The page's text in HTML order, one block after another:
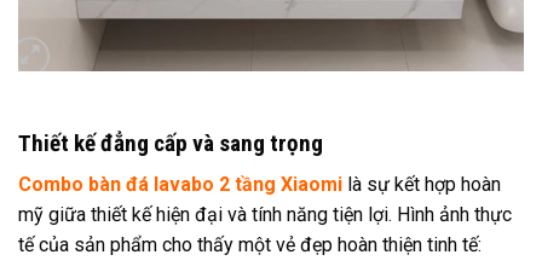
Thiết kế đẳng cấp và sang trọng
Combo bàn đá lavabo 2 tầng Xiaomi là sự kết hợp hoàn
mỹ giữa thiết kế hiện đại và tính năng tiện lợi. Hình ảnh thực
tế của sản phẩm cho thấy một vẻ đẹp hoàn thiện tinh tế: